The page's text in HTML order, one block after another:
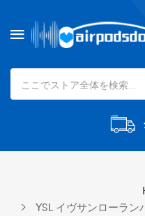
YSL イヴサンローラ